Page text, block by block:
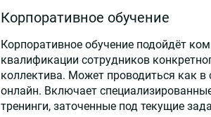
Корпоративное обучение
Корпоративное обучение подойдёт
квалификации сотрудников
коллектива. Может проводиться как в
онлайн. Включает
тренинги, заточенные под текущие